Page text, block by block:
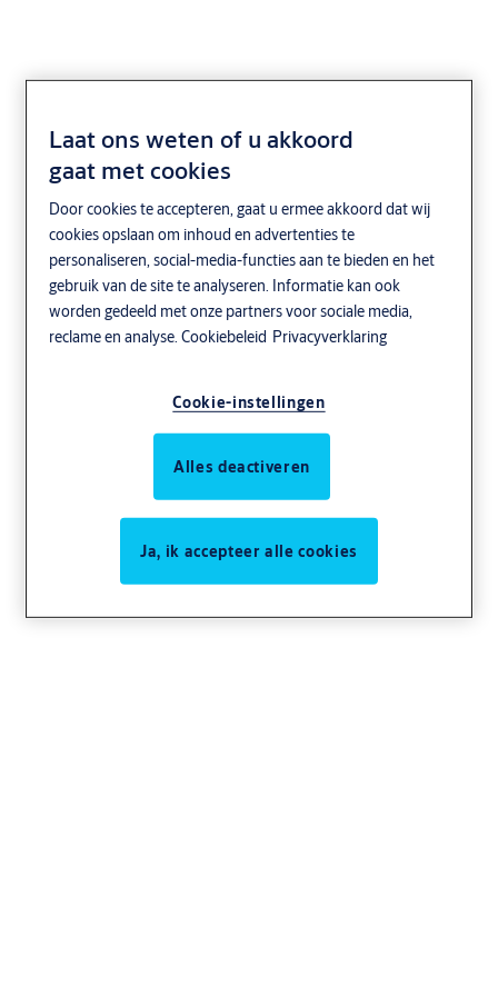
Laat ons weten of u akkoord
gaat met cookies
Door cookies te accepteren, gaat u ermee akkoord dat wij
cookies opslaan om inhoud en advertenties te
personaliseren, social-media-functies aan te bieden en het
gebruik van de site te analyseren. Informatie kan ook
worden gedeeld met onze partners voor sociale media,
reclame en analyse.Cookiebeleid Privacyverklaring
Cookie-instellingen
Alles deactiveren
Ja, ik accepteer alle cookies